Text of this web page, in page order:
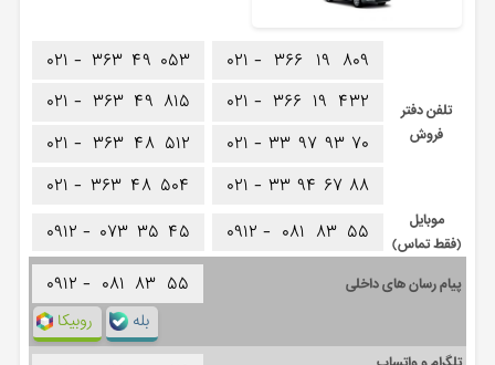
تلفن دفتر
فروش
۰۲۱ - ۳۶۶ ۱۹ ۸۰۹
۰۲۱ - ۳۶۶ ۱۹ ۴۳۲
۰۲۱ - ۳۳ ۹۷ ۹۳ ۷۰
۰۲۱ - ۳۳ ۹۴ ۶۷ ۸۸
۰۲۱ - ۳۶۳ ۴۹ ۰۵۳
۰۲۱ - ۳۶۳ ۴۹ ۸۱۵
۰۲۱ - ۳۶۳ ۴۸ ۵۱۲
۰۲۱ - ۳۶۳ ۴۸ ۵۰۴
موبایل
(فقط تماس)
۰۹۱۲ - ۰۸۱ ۸۳ ۵۵ ۰۹۱۲ - ۰۷۳ ۳۵ ۴۵
پیام رسان های داخلی ۰۹۱۲ - ۰۸۱ ۸۳ ۵۵
روبیکا بله